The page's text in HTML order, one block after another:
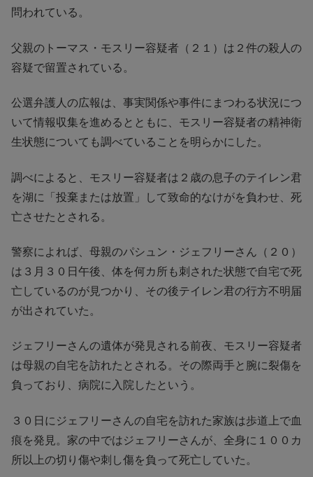
問われている。
父親のトーマス・モスリー容疑者（２１）は２件の殺人の
容疑で留置されている。
公選弁護人の広報は、事実関係や事件にまつわる状況につ
いて情報収集を進めるとともに、モスリー容疑者の精神衛
生状態についても調べていることを明らかにした。
調べによると、モスリー容疑者は２歳の息子のテイレン君
を湖に「投棄または放置」して致命的なけがを負わせ、死
亡させたとされる。
警察によれば、母親のパシュン・ジェフリーさん（２０）
は３月３０日午後、体を何カ所も刺された状態で自宅で死
亡しているのが見つかり、その後テイレン君の行方不明届
が出されていた。
ジェフリーさんの遺体が発見される前夜、モスリー容疑者
は母親の自宅を訪れたとされる。その際両手と腕に裂傷を
負っており、病院に入院したという。
３０日にジェフリーさんの自宅を訪れた家族は歩道上で血
痕を発見。家の中ではジェフリーさんが、全身に１００カ
所以上の切り傷や刺し傷を負って死亡していた。